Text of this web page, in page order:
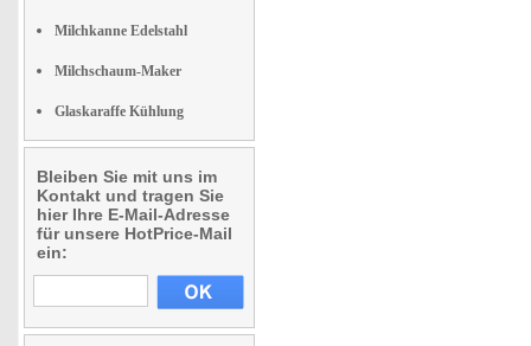
Milchkanne Edelstahl
Milchschaum-Maker
Glaskaraffe Kühlung
Bleiben Sie mit uns im
Kontakt und tragen Sie
hier Ihre E-Mail-Adresse
für unsere HotPrice-Mail
ein: